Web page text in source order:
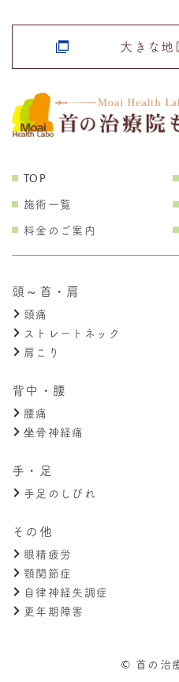
大きな地
TOP
施術一覧
料金のご案内
頭～首・肩
頭痛
ストレートネック
肩こり
背中・腰
腰痛
坐骨神経痛
手・足
手足のしびれ
その他
眼精疲労
顎関節症
自律神経失調症
更年期障害
© 首の治